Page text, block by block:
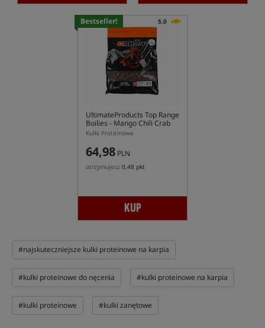
Bestseller! 5,0
UltimateProducts Top Range
Boilies - Mango Chili Crab
Kulki Proteinowe
64,98 PLN
otrzymujesz 0,48 pkt
KUP
#najskuteczniejsze kulki proteinowe na karpia
#kulki proteinowe do nęcenia #kulki proteinowe na karpia
#kulki proteinowe #kulki zanętowe